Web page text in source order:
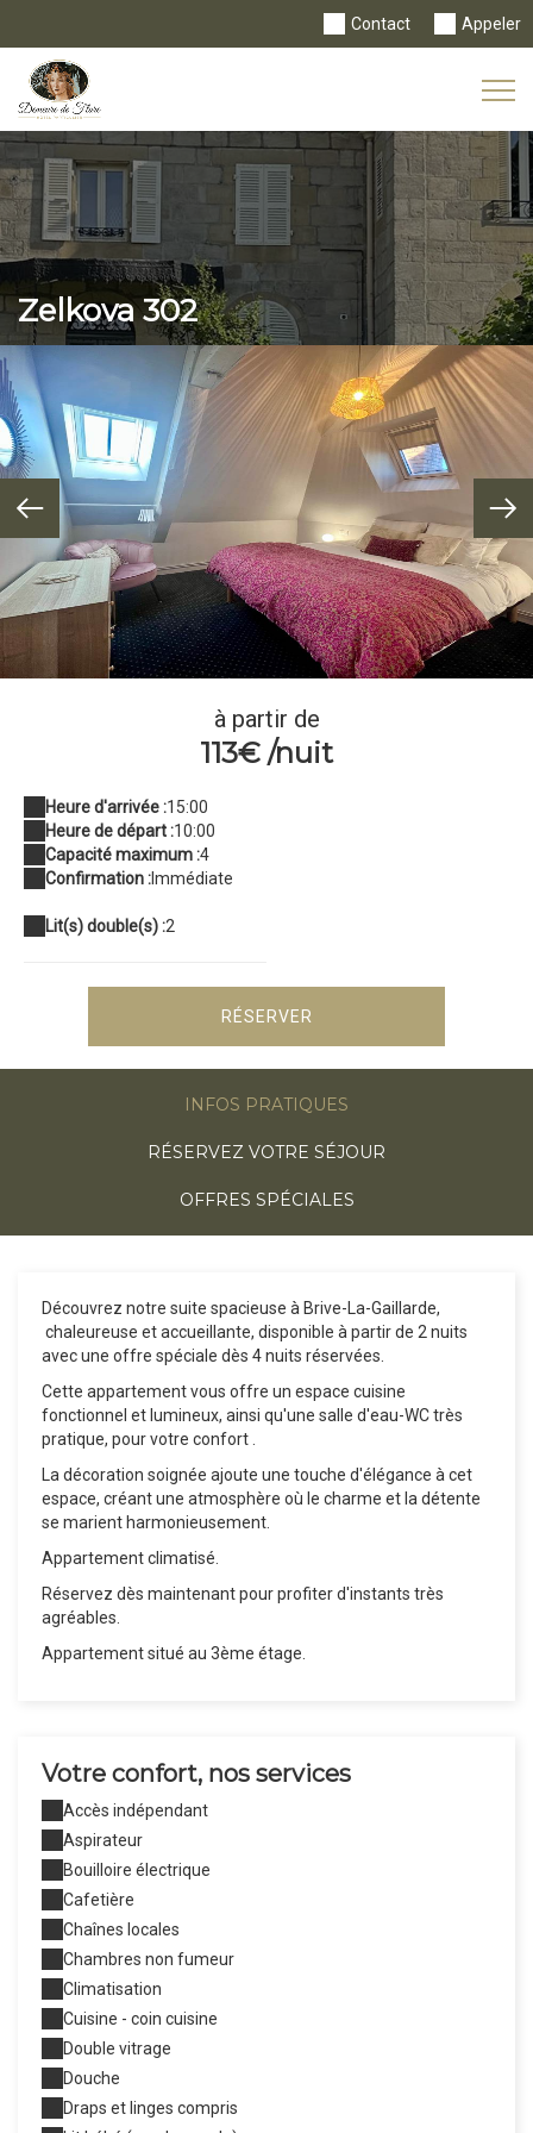
Appeler
Contact
Zelkova 302
location-brive-appart-chambre-demeure-de-flore-302-1
à partir de
113€ /nuit
Heure d'arrivée :15:00
Heure de départ :10:00
Capacité maximum :4
Confirmation :Immédiate
Lit(s) double(s) :2
RÉSERVER
INFOS PRATIQUES
RÉSERVEZ VOTRE SÉJOUR
OFFRES SPÉCIALES
Découvrez notre suite spacieuse à Brive-La-Gaillarde,
chaleureuse et accueillante, disponible à partir de 2 nuits
avec une offre spéciale dès 4 nuits réservées.
Cette appartement vous offre un espace cuisine
fonctionnel et lumineux, ainsi qu'une salle d'eau-WC très
pratique, pour votre confort .
La décoration soignée ajoute une touche d'élégance à cet
espace, créant une atmosphère où le charme et la détente
se marient harmonieusement.
Appartement climatisé.
Réservez dès maintenant pour profiter d'instants très
agréables.
Appartement situé au 3ème étage.
Votre confort, nos services
Accès indépendant
Aspirateur
Bouilloire électrique
Cafetière
Chaînes locales
Chambres non fumeur
Climatisation
Cuisine - coin cuisine
Double vitrage
Douche
Draps et linges compris